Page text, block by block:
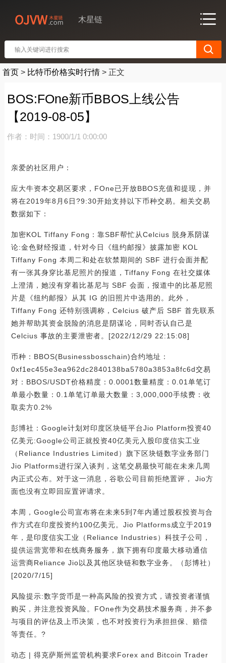
木星链
首页 > 比特币价格实时行情 > 正文
BOS:FOne新币BBOS上线公告
【2019-08-05】
作者： 时间：1900/1/1 0:00:00
亲爱的社区用户：
应大牛资本交易区要求，FOne已开放BBOS充值和提现，并
将在2019年8月6日?9:30开始支持以下币种交易。相关交易
数据如下：
加密KOL Tiffany Fong：靠SBF帮忙从Celcius 脱身系阴谋
论:金色财经报道，针对今日《纽约邮报》披露加密 KOL
Tiffany Fong 本周二和处在软禁期间的 SBF 进行会面并配
有一张其身穿比基尼照片的报道，Tiffany Fong 在社交媒体
上澄清，她没有穿着比基尼与 SBF 会面，报道中的比基尼照
片是《纽约邮报》从其 IG 的旧照片中选用的。此外，
Tiffany Fong 还特别强调称，Celcius 破产后 SBF 首先联系
她并帮助其资金脱险的消息是阴谋论，同时否认自己是
Celcius 事故的主要泄密者。[2022/12/29 22:15:08]
币种：BBOS(Businessbosschain)合约地址：
0xf1ec455e3ea962dc2840138ba5780a3853a8fc6d交易
对：BBOS/USDT价格精度：0.0001数量精度：0.01单笔订
单最小数量：0.1单笔订单最大数量：3,000,000手续费：收
取卖方0.2%
彭博社：Google计划对印度区块链平台Jio Platform投资40
亿美元:Google公司正就投资40亿美元入股印度信实工业
（Reliance Industries Limited）旗下区块链数字业务部门
Jio Platforms进行深入谈判，这笔交易最快可能在未来几周
内正式公布。对于这一消息，谷歌公司目前拒绝置评， Jio方
面也没有立即回应置评请求。
本周，Google公司宣布将在未来5到7年内通过股权投资与合
作方式在印度投资约100亿美元。Jio Platforms成立于2019
年，是印度信实工业（Reliance Industries）科技子公司，
提供运营宽带和在线商务服务，旗下拥有印度最大移动通信
运营商Reliance Jio以及其他区块链和数字业务。（彭博社）
[2020/7/15]
风险提示:数字货币是一种高风险的投资方式，请投资者谨慎
购买，并注意投资风险。FOne作为交易技术服务商，并不参
与项目的评估及上币决策，也不对投资行为承担担保、赔偿
等责任。?
动态 | 得克萨斯州监管机构要求Forex and Bitcoin Trader